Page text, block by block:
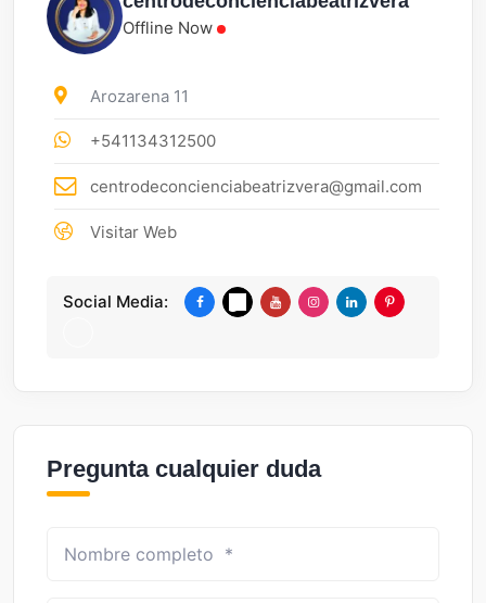
Offline Now
Arozarena 11
+541134312500
centrodeconcienciabeatrizvera@gmail.com
Visitar Web
Social Media:
Pregunta cualquier duda